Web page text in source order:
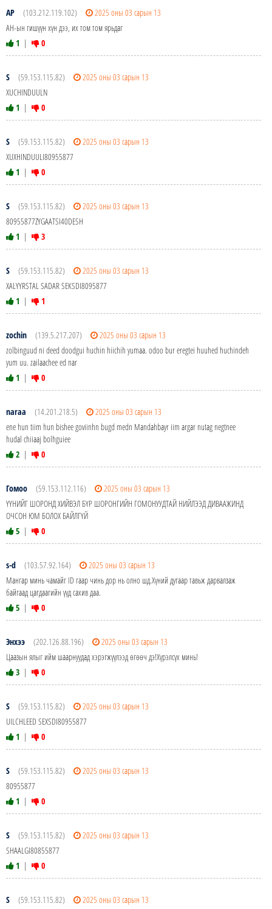
АР (103.212.119.102)
2025 оны 03 сарын 13
АН-ын гишүүн хүн дээ, их том том ярьдаг
1 | 0
S (59.153.115.82)
2025 оны 03 сарын 13
XUCHINDUULN
1 | 0
S (59.153.115.82)
2025 оны 03 сарын 13
XUXHINDUULI80955877
1 | 0
S (59.153.115.82)
2025 оны 03 сарын 13
80955877ZYGAATSI40DESH
1 | 3
S (59.153.115.82)
2025 оны 03 сарын 13
XALYYRSTAL SADAR SEKSDI8095877
1 | 1
zochin (139.5.217.207)
2025 оны 03 сарын 13
zolbinguud ni deed doodgui huchin hiichih yumaa. odoo bur eregtei huuhed huchindeh
yum uu. zailaachee ed nar
1 | 0
naraa (14.201.218.5)
2025 оны 03 сарын 13
ene hun tiim hun bishee goviinhn bugd medn Mandahbayr iim argar nutag negtnee
hudal chiiaaj bolhguiee
2 | 0
Гомоо (59.153.112.116)
2025 оны 03 сарын 13
ҮҮНИЙГ ШОРОНД ХИЙВЭЛ БҮР ШОРОНГИЙН ГОМОНУУДТАЙ НИЙЛЭЭД ДИВААЖИНД
ОЧСОН ЮМ БОЛОХ БАЙЛГҮЙ
5 | 0
s-d (103.57.92.164)
2025 оны 03 сарын 13
Мангар минь чамайг ID гаар чинь дор нь олно шд.Хүний дугаар тавьж дарвалзаж
байгаад цагдаагийн үүд сахив даа.
5 | 0
Энхээ (202.126.88.196)
2025 оны 03 сарын 13
Цаазын ялыг ийм шаарнуудад хэрэгжүүлээд өгөөч дэ!Хүрэлсүх минь!
3 | 0
S (59.153.115.82)
2025 оны 03 сарын 13
UILCHLEED SEXSDI80955877
1 | 0
S (59.153.115.82)
2025 оны 03 сарын 13
80955877
1 | 0
S (59.153.115.82)
2025 оны 03 сарын 13
SHAALGI80855877
1 | 0
S (59.153.115.82) 2025 оны 03 сарын 13